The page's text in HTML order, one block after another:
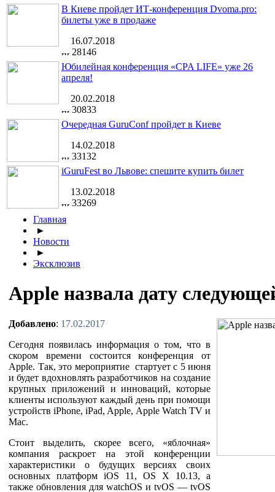
В Киеве пройдет ИТ-конференция Dvoma.pro:
билеты уже в продаже
16.07.2018
28146
Юбилейная конференция «CPA LIFE» уже 26
апреля!
20.02.2018
30833
Очередная GuruConf пройдет в Киеве
14.02.2018
33132
iGuruFest во Львове: спешите купить билет
13.02.2018
33269
Главная
►
Новости
►
Эксклюзив
Apple назвала дату
Добавлено: 17.02.2017
Сегодня появилась информация о том, что в
скором времени состоится конференция от
Apple. Так, это мероприятие стартует с 5 июня
и будет вдохновлять разработчиков на создание
крупных приложений и инноваций, которые
клиенты используют каждый день при помощи
устройств iPhone, iPad, Apple, Apple Watch TV и
Mac.
Стоит выделить, скорее всего, «яблочная»
компания раскроет на этой конференции
характеристики о будущих версиях своих
основных платформ iOS 11, OS X 10.13, а
также обновления для watchOS и tvOS — tvOS